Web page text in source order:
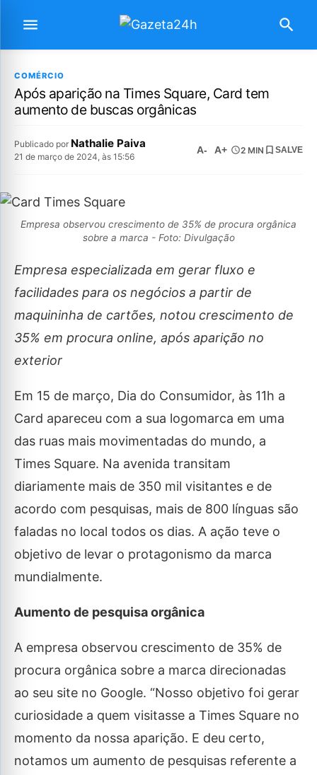
COMÉRCIO
Após aparição na Times Square, Card tem
aumento de buscas orgânicas
Publicado por Nathalie Paiva
21 de março de 2024, às 15:56
A- A+ 2 MIN SALVE
Empresa observou crescimento de 35% de procura orgânica
sobre a marca - Foto: Divulgação
Empresa especializada em gerar fluxo e
facilidades para os negócios a partir de
maquininha de cartões, notou crescimento de
35% em procura online, após aparição no
exterior
Em 15 de março, Dia do Consumidor, às 11h a
Card apareceu com a sua logomarca em uma
das ruas mais movimentadas do mundo, a
Times Square. Na avenida transitam
diariamente mais de 350 mil visitantes e de
acordo com pesquisas, mais de 800 línguas são
faladas no local todos os dias. A ação teve o
objetivo de levar o protagonismo da marca
mundialmente.
Aumento de pesquisa orgânica
A empresa observou crescimento de 35% de
procura orgânica sobre a marca direcionadas
ao seu site no Google. “Nosso objetivo foi gerar
curiosidade a quem visitasse a Times Square no
momento da nossa aparição. E deu certo,
notamos um aumento de pesquisas referente a